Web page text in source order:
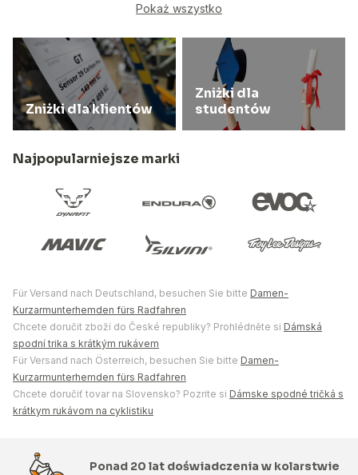
Pokaż wszystko
Zniżki dla klientów
Zniżki dla
studentów
Najpopularniejsze marki
Für Versand nach Deutschland, besuchen Sie bitte Damen-
Kurzarmunterhemden fürs Radfahren
Chcete doručit zboží do České republiky? Prohlédněte si Dámská
spodní trika s krátkým rukávem
Für Versand nach Österreich, besuchen Sie bitte Damen-
Kurzarmunterhemden fürs Radfahren
Chcete doručiť tovar na Slovensko? Pozrite si Dámske spodné tričká s
krátkym rukávom na cyklistiku
Ponad 20 lat doświadczenia w kolarstwie